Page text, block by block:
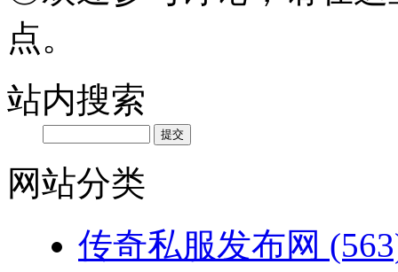
点。
站内搜索
网站分类
传奇私服发布网